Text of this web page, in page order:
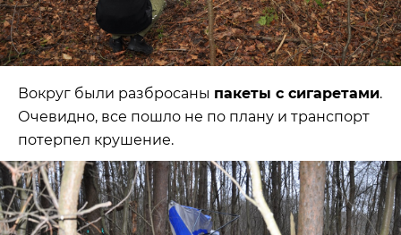
Вокруг были разбросаны пакеты с сигаретами.
Очевидно, все пошло не по плану и транспорт
потерпел крушение.